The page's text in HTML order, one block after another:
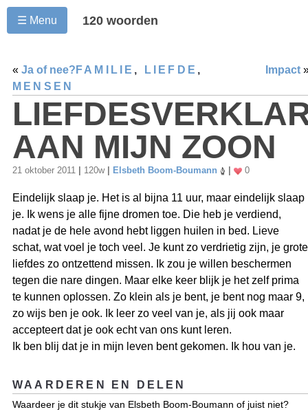
☰ Menu 120 woorden
« Ja of nee? Impact
FAMILIE , LIEFDE ,
MENSEN
AAN MIJN ZOON
21 oktober 2011 120w Elsbeth Boom-Boumann 0
Eindelijk slaap je. Het is al bijna 11 uur, maar eindelijk slaap
je. Ik wens je alle fijne dromen toe. Die heb je verdiend,
nadat je de hele avond hebt liggen huilen in bed. Lieve
schat, wat voel je toch veel. Je kunt zo verdrietig zijn, je grote
liefdes zo ontzettend missen. Ik zou je willen beschermen
tegen die nare dingen. Maar elke keer blijk je het zelf prima
te kunnen oplossen. Zo klein als je bent, je bent nog maar 9,
zo wijs ben je ook. Ik leer zo veel van je, als jij ook maar
accepteert dat je ook echt van ons kunt leren.
Ik ben blij dat je in mijn leven bent gekomen. Ik hou van je.
WAARDEREN EN DELEN
Waardeer je dit stukje van Elsbeth Boom-Boumann of juist niet?